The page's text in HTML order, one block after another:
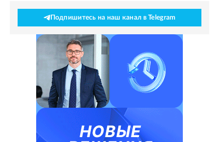
Подпишитесь на наш канал в Telegram